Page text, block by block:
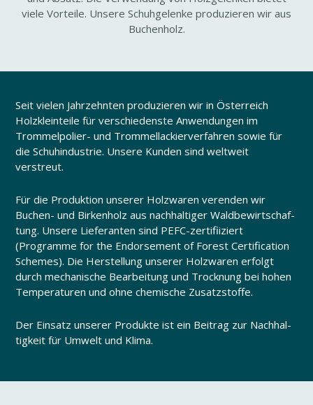
viele Vorteile. Unsere Schuh­ge­lenke produ­zieren wir aus
Buchen­holz.
Seit vielen Jahr­zehnten produ­zieren wir in Öster­reich
Holz­klein­teile für verschie­denste Anwen­dungen im
Trommelpolier-​ und Trom­mel­la­ckier­ver­fahren sowie für
die Schuh­in­dus­trie. Unsere Kunden sind welt­weit
verstreut.
Für die Produk­tion unserer Holz­waren verenden wir
Buchen-​ und Birken­holz aus nach­hal­tiger Wald­be­wirt­schaf­
tung. Unsere Liefe­ranten sind PEFC-​zertifiiziert
(Programme for the Endor­se­ment of Forest Certi­fi­ca­tion
Schemes). Die Herstel­lung unserer Holz­waren erfolgt
durch mecha­ni­sche Bear­bei­tung und Trock­nung bei hohen
Tempe­ra­turen und ohne chemi­sche Zusatz­stoffe.
Der Einsatz unserer Produkte ist ein Beitrag zur Nach­hal­
tig­keit für Umwelt und Klima.